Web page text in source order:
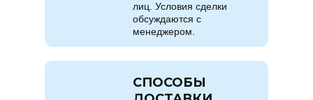
лиц. Условия сделки
обсуждаются с
менеджером.
СПОСОБЫ